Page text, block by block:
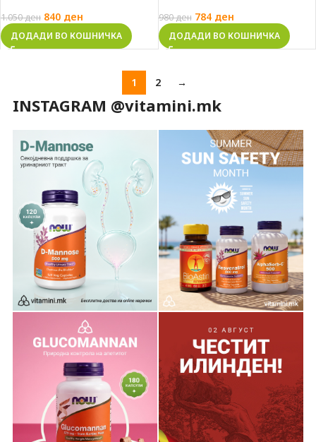
1.050ден 840 ден
ДОДАДИ ВО КОШНИЧКА
980ден 784 ден
ДОДАДИ ВО КОШНИЧКА
1 2 →
INSTAGRAM @vitamini.mk